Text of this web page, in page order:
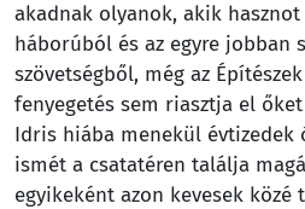
akadnak olyanok, akik
háborúból és az egyre jobban
szövetségből, még az
fenyegetés sem riasztja el
Idris hiába menekül
ismét a csatatéren találja
egyikeként azon kevesek közé